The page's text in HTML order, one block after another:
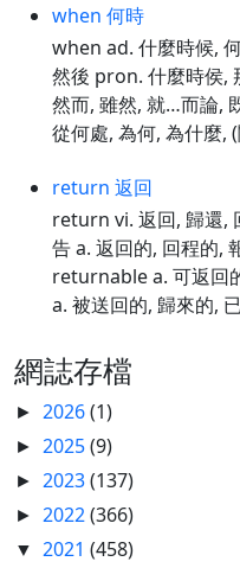
when 何時
when ad. 什麼時候,
然後 pron. 什麼時侯,
然而, 雖然, 就…而論,
從何處, 為何, 為什麼,
return 返回
return vi. 返回, 歸還,
告 a. 返回的, 回程的,
returnable a. 可返回
a. 被送回的, 歸來的,
網誌存檔
► 2026(1)
► 2025(9)
► 2023(137)
► 2022(366)
▼ 2021 (458)